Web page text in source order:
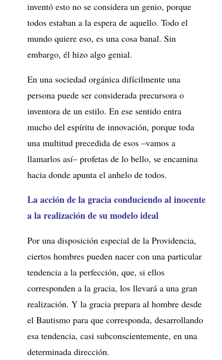
inventó esto no se considera un genio, porque
todos estaban a la espera de aquello. Todo el
mundo quiere eso, es una cosa banal. Sin
embargo, él hizo algo genial.
En una sociedad orgánica difícilmente una
persona puede ser considerada precursora o
inventora de un estilo. En ese sentido entra
mucho del espíritu de innovación, porque toda
una multitud precedida de esos –vamos a
llamarlos así– profetas de lo bello, se encamina
hacia donde apunta el anhelo de todos.
La acción de la gracia conduciendo al inocente
a la realización de su modelo ideal
Por una disposición especial de la Providencia,
ciertos hombres pueden nacer con una particular
tendencia a la perfección, que, si ellos
corresponden a la gracia, los llevará a una gran
realización. Y la gracia prepara al hombre desde
el Bautismo para que corresponda, desarrollando
esa tendencia, casi subconscientemente, en una
determinada dirección.